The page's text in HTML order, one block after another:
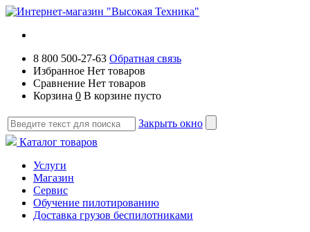
8 800 500-27-63 Обратная связь
Избранное Нет товаров
Сравнение Нет товаров
Корзина 0 В корзине пусто
Закрыть окно
Каталог товаров
Услуги
Магазин
Сервис
Обучение пилотированию
Доставка грузов беспилотниками